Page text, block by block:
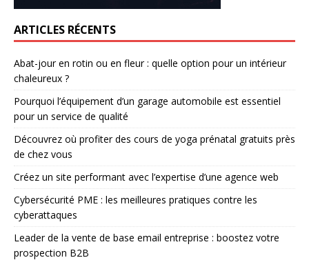
ARTICLES RÉCENTS
Abat-jour en rotin ou en fleur : quelle option pour un intérieur
chaleureux ?
Pourquoi l’équipement d’un garage automobile est essentiel
pour un service de qualité
Découvrez où profiter des cours de yoga prénatal gratuits près
de chez vous
Créez un site performant avec l’expertise d’une agence web
Cybersécurité PME : les meilleures pratiques contre les
cyberattaques
Leader de la vente de base email entreprise : boostez votre
prospection B2B